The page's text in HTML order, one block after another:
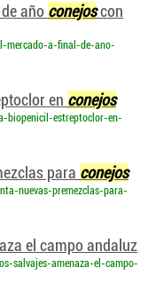
año conejoscon
mercado-a-final-de-ano-
en conejos
biopenicil-estreptoclor-en-
para conejos
nuevas-premezclas-para-
el campo andaluz
salvajes-amenaza-el-campo-